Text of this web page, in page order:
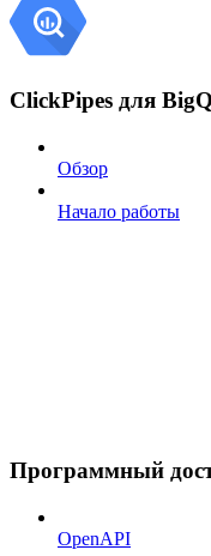
ClickPipes для
Обзор
Начало работы
Программный
OpenAPI